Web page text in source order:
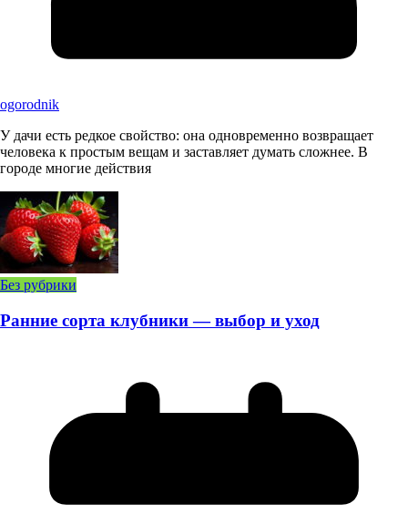
ogorodnik
У дачи есть редкое свойство: она одновременно возвращает
человека к простым вещам и заставляет думать сложнее. В
городе многие действия
Без рубрики
Ранние сорта клубники — выбор и уход